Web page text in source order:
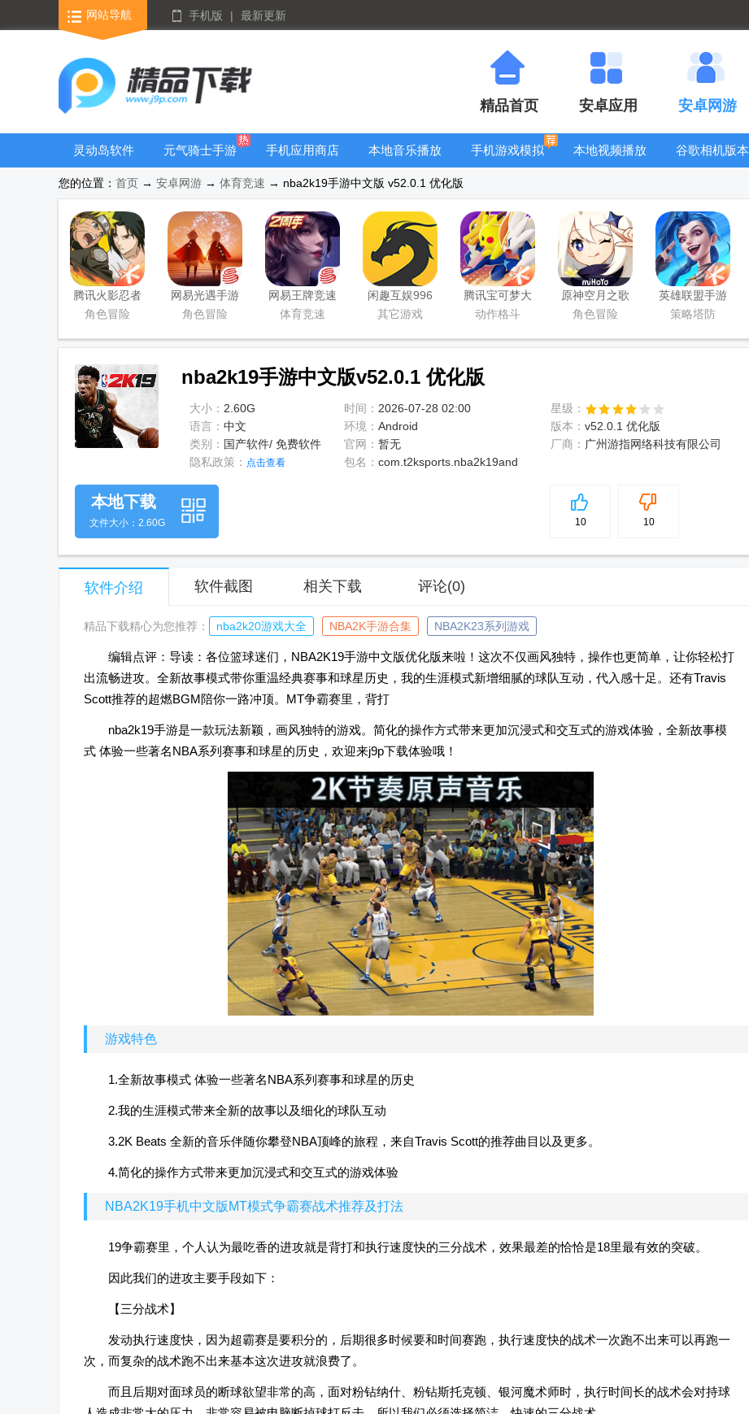
网站导航 手机版 | 最新更新
精品首页 安卓应用 安卓网游
灵动岛软件
元气骑士手游
手机应用商店
本地音乐播放
手机游戏模拟
本地视频播放
谷歌相机版本
您的位置： 首页 → 安卓网游 → 体育竞速 → nba2k19手游中文版 v52.0.1 优化版
腾讯火影忍者
忍者新世代
角色冒险
网易光遇手游
正版
角色冒险
网易王牌竞速
手游
体育竞速
闲趣互娱996
传奇盒子官方
其它游戏
腾讯宝可梦大
集结国服正式
动作格斗
原神空月之歌
版本
角色冒险
英雄联盟手游
国服正版
策略塔防
nba2k19手游中文版v52.0.1 优化版
大小： 2.60G 时间： 2026-07-28 02:00
星级：
语言： 中文 环境： Android 版本： v52.0.1 优化版
类别： 国产软件/ 免费软件 官网： 暂无 厂商： 广州游指网络科技有限公司
隐私政策： 点击查看 包名： com.t2ksports.nba2k19and
5
10 10
本地下载
文件大小：2.60G
软件介绍 软件截图 相关下载 评论(0)
精品下载精心为您推荐： nba2k20游戏大全 NBA2K手游合集 NBA2K23系列游戏
编辑点评：导读：各位篮球迷们，NBA2K19手游中文版优化版来啦！这次不仅画风独特，操作也更简单，让你轻松打
出流畅进攻。全新故事模式带你重温经典赛事和球星历史，我的生涯模式新增细腻的球队互动，代入感十足。还有Travis
Scott推荐的超燃BGM陪你一路冲顶。MT争霸赛里，背打
nba2k19手游是一款玩法新颖，画风独特的游戏。简化的操作方式带来更加沉浸式和交互式的游戏体验，全新故事模
式 体验一些著名NBA系列赛事和球星的历史，欢迎来j9p下载体验哦！
游戏特色
1.全新故事模式 体验一些著名NBA系列赛事和球星的历史
2.我的生涯模式带来全新的故事以及细化的球队互动
3.2K Beats 全新的音乐伴随你攀登NBA顶峰的旅程，来自Travis Scott的推荐曲目以及更多。
4.简化的操作方式带来更加沉浸式和交互式的游戏体验
NBA2K19手机中文版MT模式争霸赛战术推荐及打法
19争霸赛里，个人认为最吃香的进攻就是背打和执行速度快的三分战术，效果最差的恰恰是18里最有效的突破。
因此我们的进攻主要手段如下：
【三分战术】
发动执行速度快，因为超霸赛是要积分的，后期很多时候要和时间赛跑，执行速度快的战术一次跑不出来可以再跑一
次，而复杂的战术跑不出来基本这次进攻就浪费了。
而且后期对面球员的断球欲望非常的高，面对粉钻纳什、粉钻斯托克顿、银河魔术师时，执行时间长的战术会对持球